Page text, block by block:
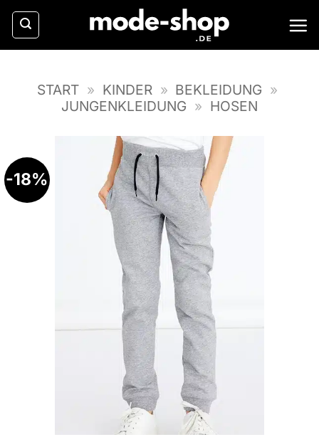
Zum
Inhalt
springen
START » KINDER » BEKLEIDUNG »
JUNGENKLEIDUNG » HOSEN
-18%